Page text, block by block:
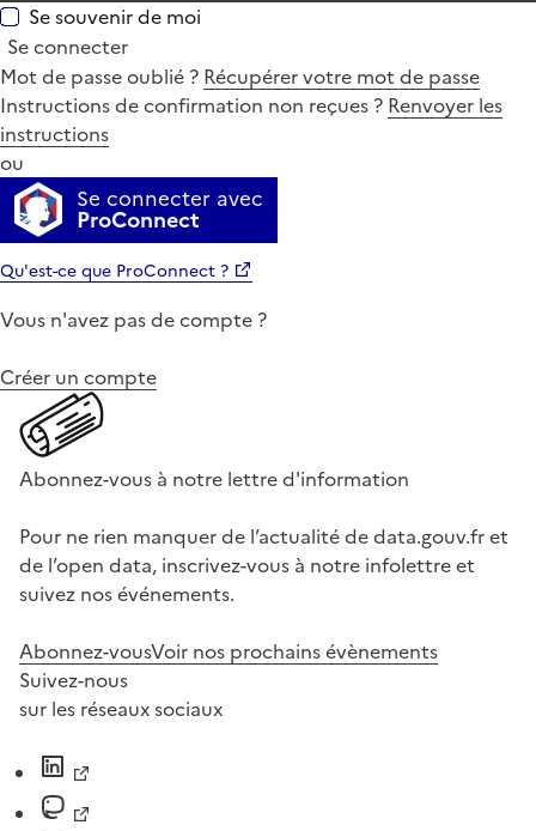
Se souvenir de moi
Se connecter
Mot de passe oublié ? Récupérer votre mot de passe
Instructions de confirmation non reçues ? Renvoyer les
instructions
ou
Se connecter avec
ProConnect
Qu'est-ce que ProConnect ?
Vous n'avez pas de compte ?
Créer un compte
Abonnez-vous à notre lettre d'information
Pour ne rien manquer de l’actualité de data.gouv.fr et
de l’open data, inscrivez-vous à notre infolettre et
suivez nos événements.
Abonnez-vousVoir nos prochains évènements
Suivez-nous
sur les réseaux sociaux